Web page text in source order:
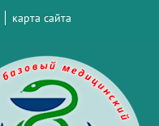
карта сайта